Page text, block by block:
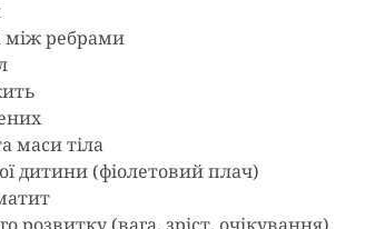
між ребрами
маси тіла
дитини (фіолетовий плач)